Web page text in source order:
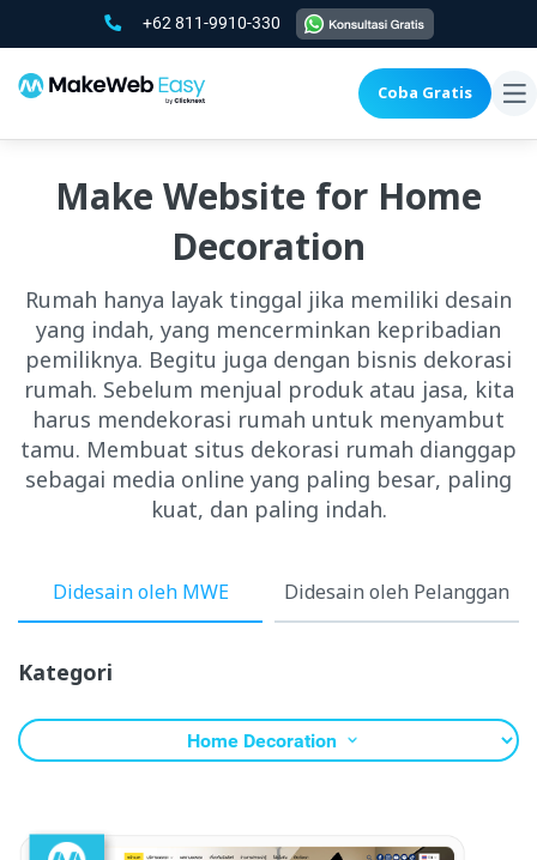
+62 811-9910-330
Coba Gratis
Make Website for Home
Decoration
Rumah hanya layak tinggal jika memiliki desain
yang indah, yang mencerminkan kepribadian
pemiliknya. Begitu juga dengan bisnis dekorasi
rumah. Sebelum menjual produk atau jasa, kita
harus mendekorasi rumah untuk menyambut
tamu. Membuat situs dekorasi rumah dianggap
sebagai media online yang paling besar, paling
kuat, dan paling indah.
Didesain oleh MWE Didesain oleh Pelanggan
Kategori